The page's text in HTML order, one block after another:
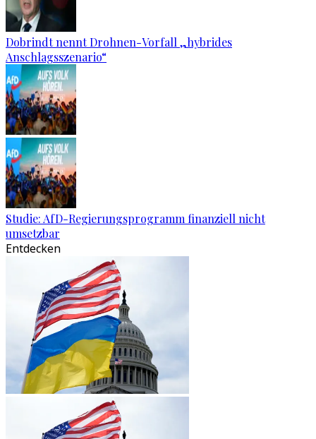
Dobrindt nennt Drohnen-Vorfall „hybrides
Anschlagsszenario“
Studie: AfD-Regierungsprogramm finanziell nicht
umsetzbar
Entdecken